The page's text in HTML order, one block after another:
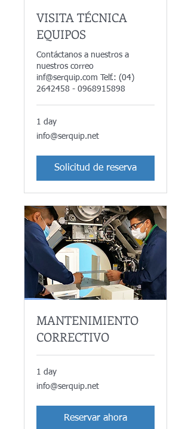
VISITA TÉCNICA
EQUIPOS
Contáctanos a nuestros a
nuestros correo
inf@serquip.com Telf.: (04)
2642458 - 0968915898
1 day
info@serquip.net
info@serquip.net
Solicitud de reserva
MANTENIMIENTO
CORRECTIVO
1 day
info@serquip.net
info@serquip.net
Reservar ahora